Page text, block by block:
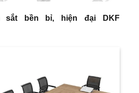
sắt bền bỉ, hiện đại DKF